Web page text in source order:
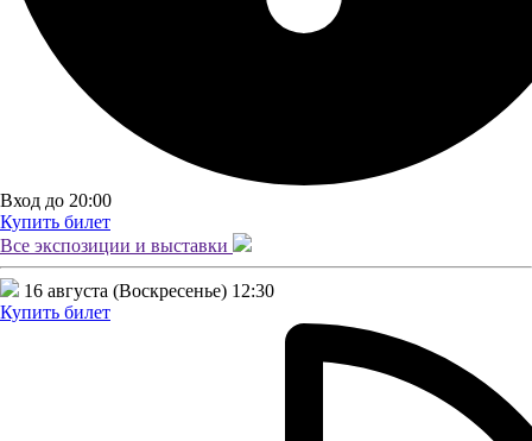
Вход до 20:00
Купить билет
Все экспозиции и выставки
16 августа (Воскресенье) 12:30
Купить билет